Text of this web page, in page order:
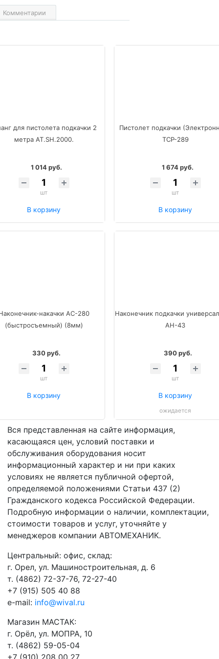
Комментарии
для пистолета подкачки 2
метра AT.SH.2000.
1 014 руб.
шт
В корзину
Пистолет подкачки
TCP-289
1 674 руб.
шт
В корзину
накачки AC-280
(быстросъемный) (8мм)
330 руб.
шт
В корзину
Наконечник подкачки
АН-43
390 руб.
шт
В корзину
ожидается
Вся представленная на сайте информация,
касающаяся цен, условий поставки и
обслуживания оборудования носит
информационный характер и ни при каких
условиях не является публичной офертой,
определяемой положениями Статьи 437 (2)
Гражданского кодекса Российской Федерации.
Подробную информации о наличии, комплектации,
стоимости товаров и услуг, уточняйте у
менеджеров компании АВТОМЕХАНИК.
​Центральный: офис, склад:
г. Орел, ул. Машиностроительная, д. 6
т. (4862) 72-37-76, 72-27-40
+7 (915) 505 40 88
e-mail: info@wival.ru
Магазин МАСТАК:
г. Орёл, ул. МОПРА, 10
т. (4862) 59-05-04